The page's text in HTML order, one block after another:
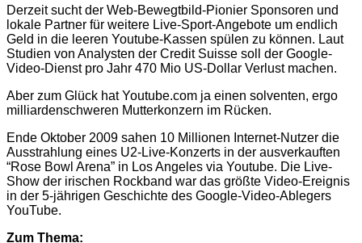
Derzeit sucht der Web-Bewegtbild-Pionier Sponsoren und
lokale Partner für weitere Live-Sport-Angebote um endlich
Geld in die leeren Youtube-Kassen spülen zu können. Laut
Studien von Analysten der Credit Suisse soll der Google-
Video-Dienst pro Jahr 470 Mio US-Dollar Verlust machen.
Aber zum Glück hat Youtube.com ja einen solventen, ergo
milliardenschweren Mutterkonzern im Rücken.
Ende Oktober 2009 sahen 10 Millionen Internet-Nutzer die
Ausstrahlung eines U2-Live-Konzerts in der ausverkauften
“Rose Bowl Arena” in Los Angeles via Youtube. Die Live-
Show der irischen Rockband war das größte Video-Ereignis
in der 5-jährigen Geschichte des Google-Video-Ablegers
YouTube.
Zum Thema: